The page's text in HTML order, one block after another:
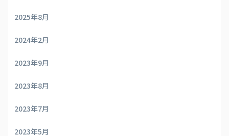
2025年8月
2024年2月
2023年9月
2023年8月
2023年7月
2023年5月